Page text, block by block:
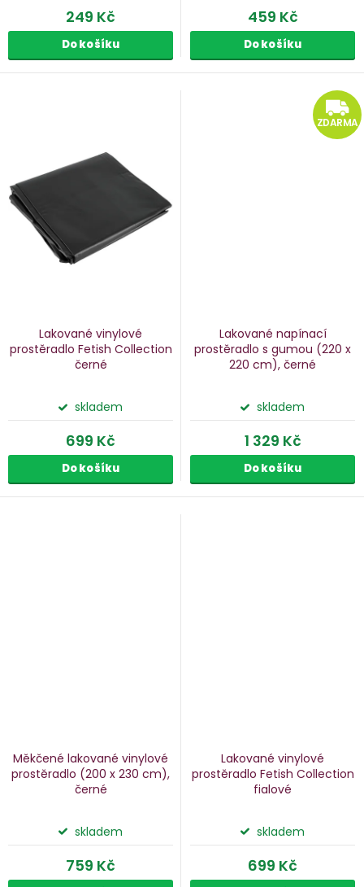
249 Kč
Do košíku
459 Kč
Do košíku
Lakované vinylové
prostěradlo Fetish Collection
černé
skladem
699 Kč
Do košíku
ZDARMA
Lakované napínací
prostěradlo s gumou (220 x
220 cm), černé
skladem
1 329 Kč
Do košíku
Měkčené lakované vinylové
prostěradlo (200 x 230 cm),
černé
skladem
759 Kč
Lakované vinylové
prostěradlo Fetish Collection
fialové
skladem
699 Kč